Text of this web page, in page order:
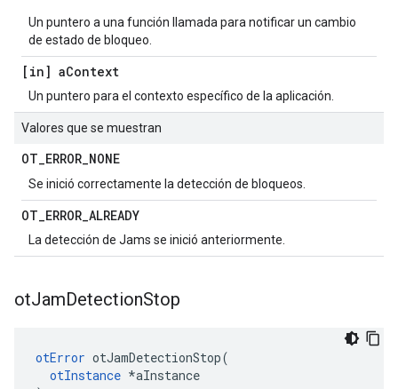
Un puntero a una función llamada para notificar un cambio
de estado de bloqueo.
[in] aContext
Un puntero para el contexto específico de la aplicación.
Valores que se muestran
OT_ERROR_NONE
Se inició correctamente la detección de bloqueos.
OT_ERROR_ALREADY
La detección de Jams se inició anteriormente.
otJamDetectionStop
otError otJamDetectionStop(
otInstance *aInstance